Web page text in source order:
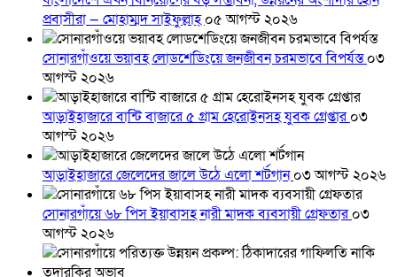
প্রবাসীরা — মোহাম্মদ সাইফুল্লাহ্০৫ আগস্ট ২০২৬
সোনারগাঁওয়ে ভয়াবহ লোডশেডিংয়ে জনজীবন চরমভাবে বিপর্যস্ত০৩
আগস্ট ২০২৬
আড়াইহাজারে বান্টি বাজারে ৫ গ্রাম হেরোইনসহ যুবক গ্রেপ্তার০৩
আগস্ট ২০২৬
আড়াইহাজারে জেলেদের জালে উঠে এলো শর্টগান০৩ আগস্ট ২০২৬
সোনারগাঁয়ে ৬৮ পিস ইয়াবাসহ নারী মাদক ব্যবসায়ী গ্রেফতার০৩
আগস্ট ২০২৬